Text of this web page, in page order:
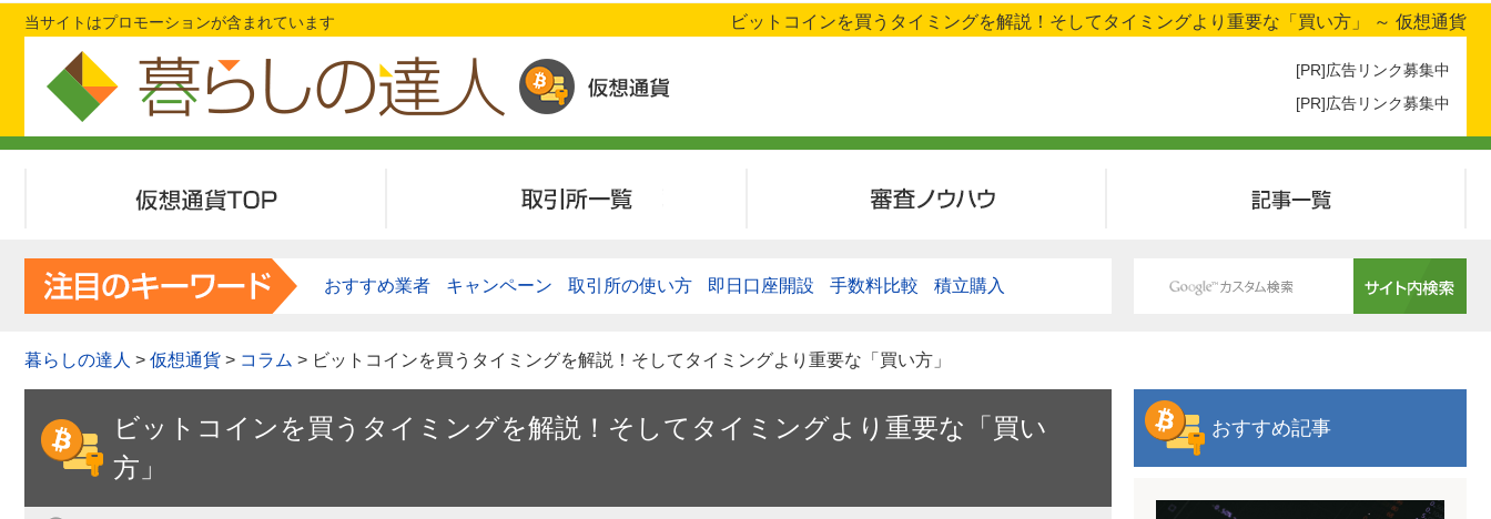
ビットコインを買うタイミングを解説！そしてタイミングより重要な「買い方」 ～ 仮想通貨
当サイトはプロモーションが含まれています
暮らしの達人 > 仮想通貨 > コラム > ビットコインを買うタイミングを解説！そしてタイミングより重要な「買い方」
ビットコインを買うタイミングを解説！そしてタイミングより重要な「買い
方」
おすすめ記事
[PR]広告リンク募集中
[PR]広告リンク募集中
おすすめ業者 キャンペーン 取引所の使い方 即日口座開設 手数料比較 積立購入